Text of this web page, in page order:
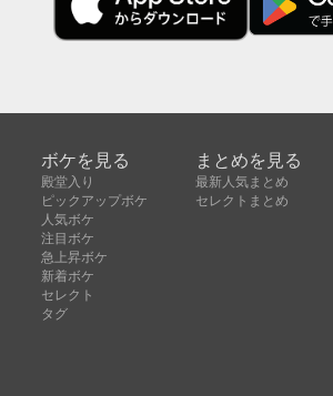
ボケを見る
殿堂入り
ピックアップボケ
人気ボケ
注目ボケ
急上昇ボケ
新着ボケ
セレクト
タグ
まとめを見る
最新人気まとめ
セレクトまとめ